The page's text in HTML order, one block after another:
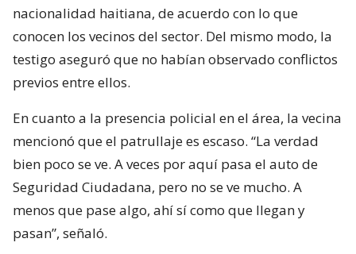
nacionalidad haitiana, de acuerdo con lo que
conocen los vecinos del sector. Del mismo modo, la
testigo aseguró que no habían observado conflictos
previos entre ellos.
En cuanto a la presencia policial en el área, la vecina
mencionó que el patrullaje es escaso. “La verdad
bien poco se ve. A veces por aquí pasa el auto de
Seguridad Ciudadana, pero no se ve mucho. A
menos que pase algo, ahí sí como que llegan y
pasan”, señaló.